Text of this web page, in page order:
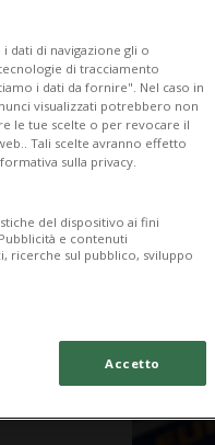
SVIZZERA
Il
svizzera
dati di navigazione gli o
di tracciamento
i dati da fornire". Nel caso in
visualizzati potrebbero non
le tue scelte o per revocare il
Tali scelte avranno effetto
sulla privacy.
del dispositivo ai fini
e contenuti
ricerche sul pubblico, sviluppo
Accetto